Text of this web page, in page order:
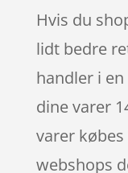
Hvis du
lidt bedre
handler i
dine varer
varer
webshops